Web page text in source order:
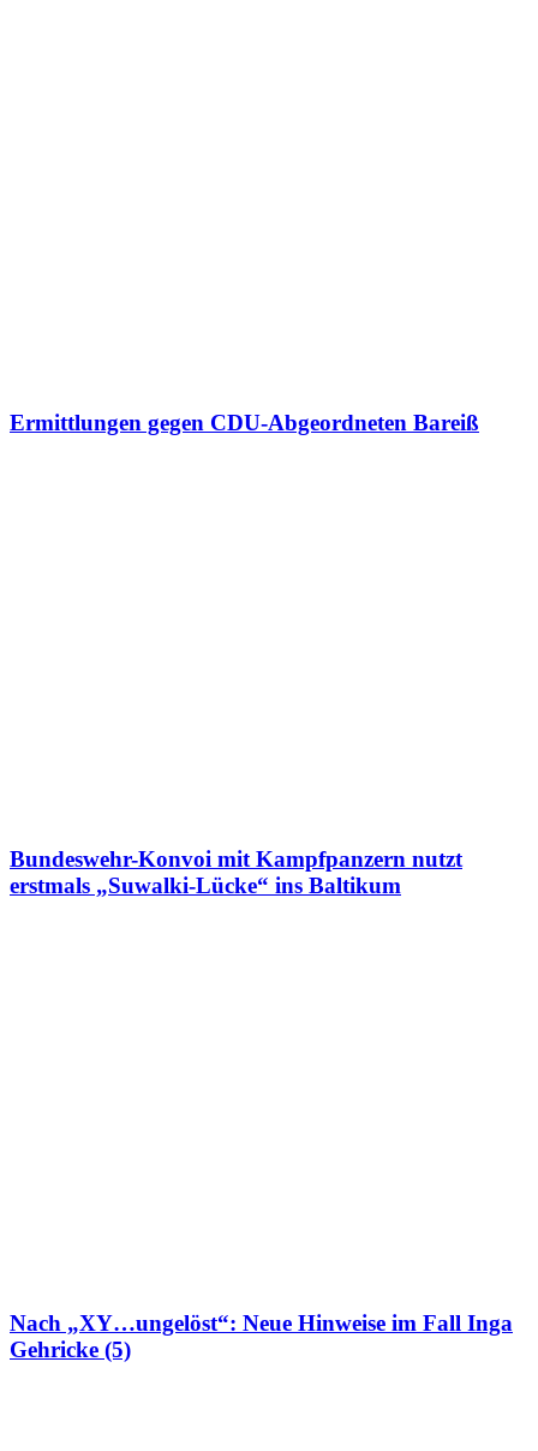
Ermittlungen gegen CDU-Abgeordneten Bareiß
Bundeswehr-Konvoi mit Kampfpanzern nutzt
erstmals „Suwalki-Lücke“ ins Baltikum
Nach „XY…ungelöst“: Neue Hinweise im Fall Inga
Gehricke (5)